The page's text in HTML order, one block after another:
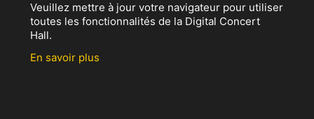
Veuillez mettre à jour votre navigateur pour utiliser
toutes les fonctionnalités de la Digital Concert
Hall.
En savoir plus